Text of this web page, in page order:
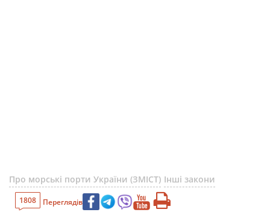
Про морські порти України (ЗМІСТ) Інші закони
1808 Переглядів